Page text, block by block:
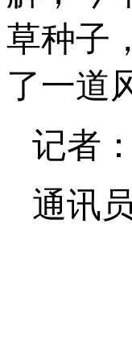
草种子
了一道
记者
通讯